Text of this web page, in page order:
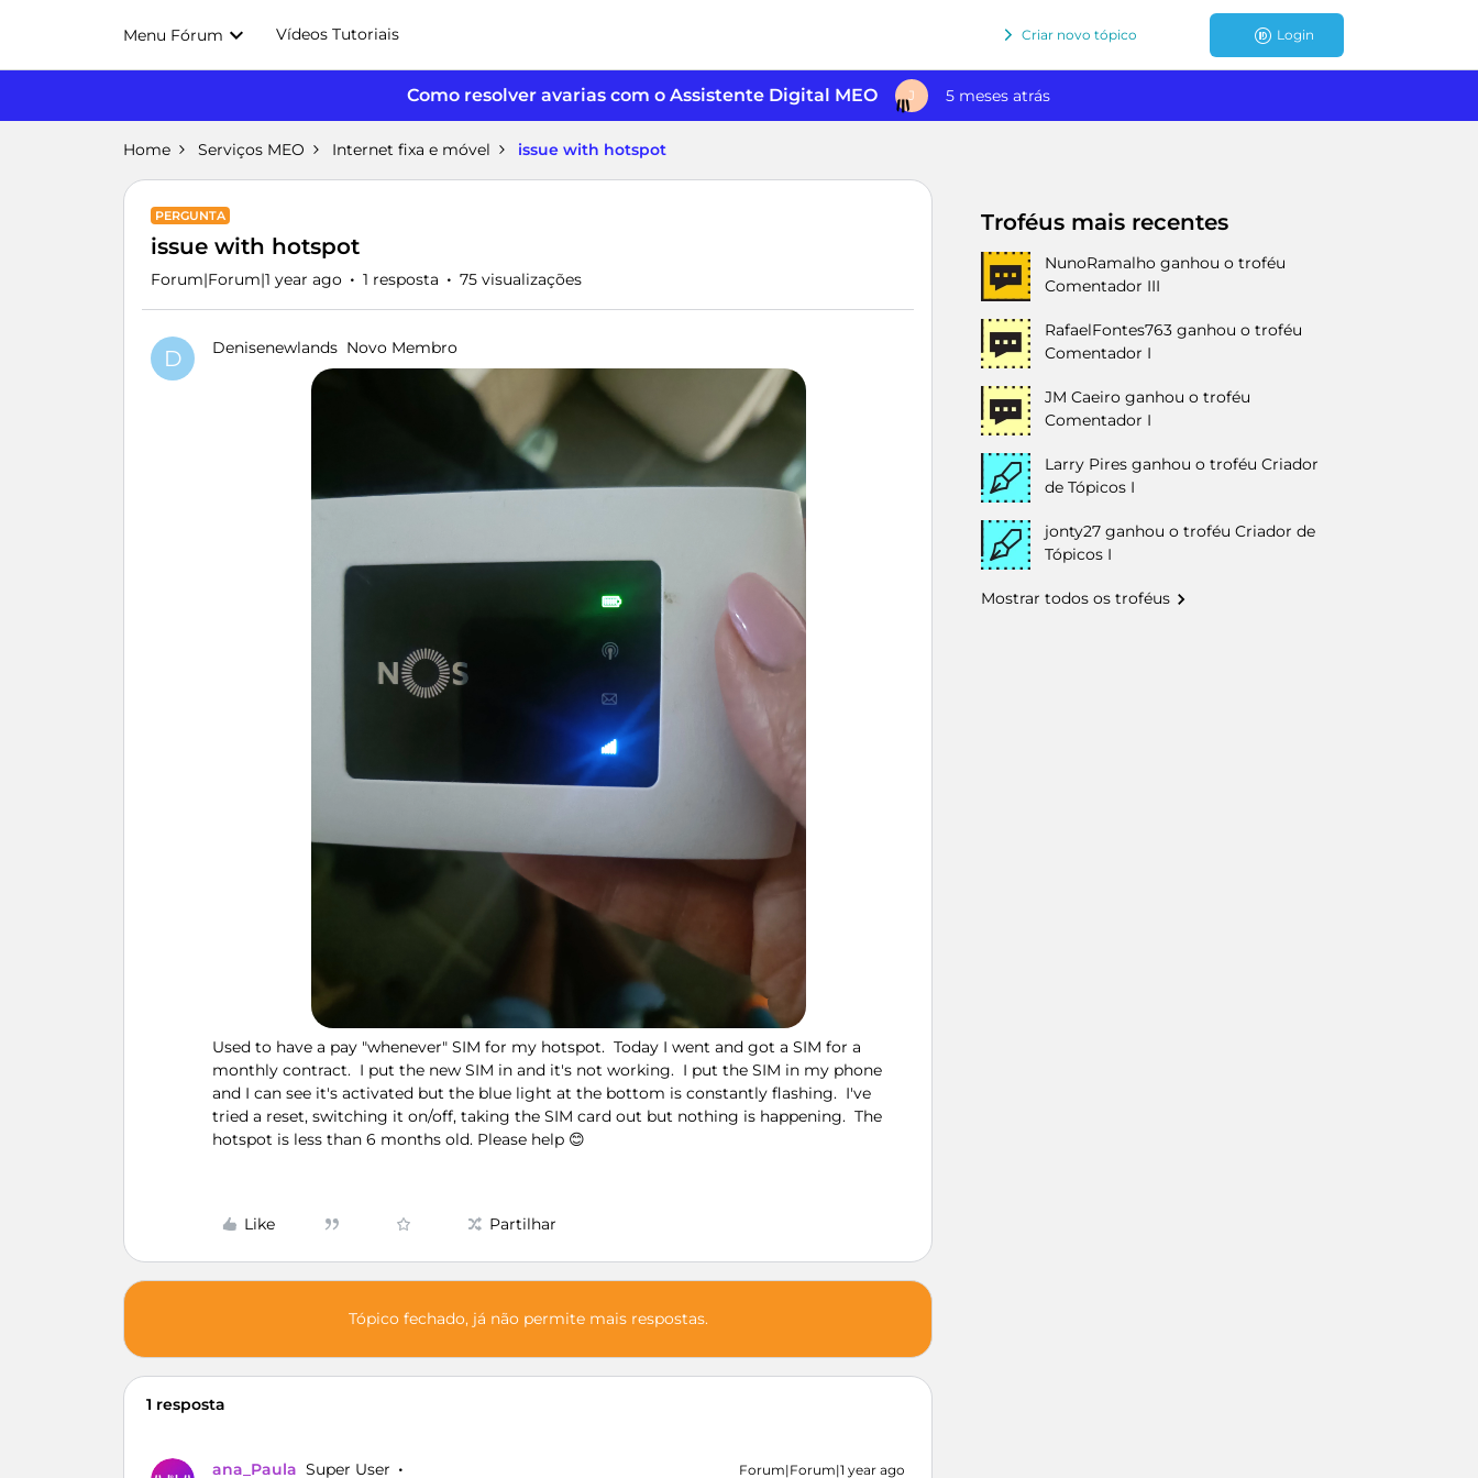
Menu Fórum Vídeos Tutoriais Criar novo tópico Login
Como resolver avarias com o Assistente Digital MEO J 5 meses atrás
Home Serviços MEO Internet fixa e móvel issue with hotspot
PERGUNTA
issue with hotspot
Forum|Forum|1 year ago 1 resposta 75 visualizações
D Denisenewlands Novo Membro
Used to have a pay "whenever" SIM for my hotspot. Today I went and got a SIM for a
monthly contract. I put the new SIM in and it's not working. I put the SIM in my phone
and I can see it's activated but the blue light at the bottom is constantly flashing. I've
tried a reset, switching it on/off, taking the SIM card out but nothing is happening. The
hotspot is less than 6 months old. Please help 😊
Like Partilhar
Tópico fechado, já não permite mais respostas.
1 resposta
ana_Paula Super User Forum|Forum|1 year ago
Troféus mais recentes
NunoRamalho ganhou o troféu
Comentador III
RafaelFontes763 ganhou o troféu
Comentador I
JM Caeiro ganhou o troféu
Comentador I
Larry Pires ganhou o troféu Criador
de Tópicos I
jonty27 ganhou o troféu Criador de
Tópicos I
Mostrar todos os troféus